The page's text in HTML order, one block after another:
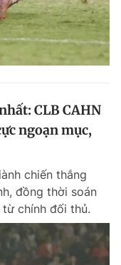
CLB CAHN
ngoạn mục,
chiến thắng
đồng thời soán
chính đối thủ.